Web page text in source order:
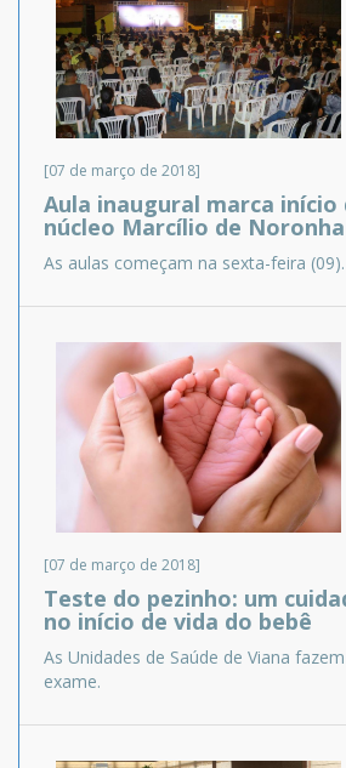
[07 de março de 2018]
Aula inaugural marca início
núcleo Marcílio de Noronha
As aulas começam na sexta-feira (09).
[07 de março de 2018]
Teste do pezinho: um
no início de vida do bebê
As Unidades de Saúde de Viana
exame.